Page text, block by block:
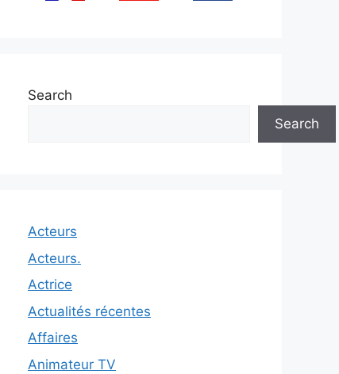
Search
Search
Acteurs
Acteurs.
Actrice
Actualités récentes
Affaires
Animateur TV